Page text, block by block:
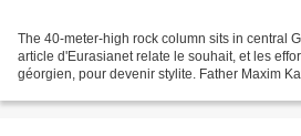
The 40-meter-high rock column sits in central
article d'Eurasianet relate le souhait, et les
géorgien, pour devenir stylite. Father Maxim